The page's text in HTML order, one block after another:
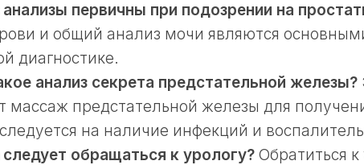
первичны при подозрении на
и общий анализ мочи являются
диагностике.
анализ секрета предстательной железы?
массаж предстательной железы для
на наличие инфекций и
следует обращаться к урологу? Обратиться